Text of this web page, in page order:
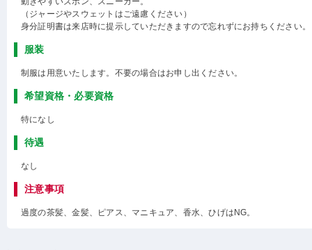
（ジャージやスウェットはご遠慮ください）
身分証明書は来店時に提示していただきますので忘れずにお持ちください。
服装
制服は用意いたします。不要の場合はお申し出ください。
希望資格・必要資格
特になし
待遇
なし
注意事項
過度の茶髪、金髪、ピアス、マニキュア、香水、ひげはNG。